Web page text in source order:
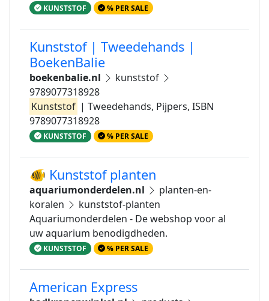
KUNSTSTOF % PER SALE
Kunststof | Tweedehands |
BoekenBalie
boekenbalie.nl
kunststof
9789077318928
Kunststof | Tweedehands, Pijpers, ISBN
9789077318928
KUNSTSTOF % PER SALE
🐠 Kunststof planten
aquariumonderdelen.nl
planten-en-
koralen
kunststof-planten
Aquariumonderdelen - De webshop voor al
uw aquarium benodigdheden.
KUNSTSTOF % PER SALE
American Express